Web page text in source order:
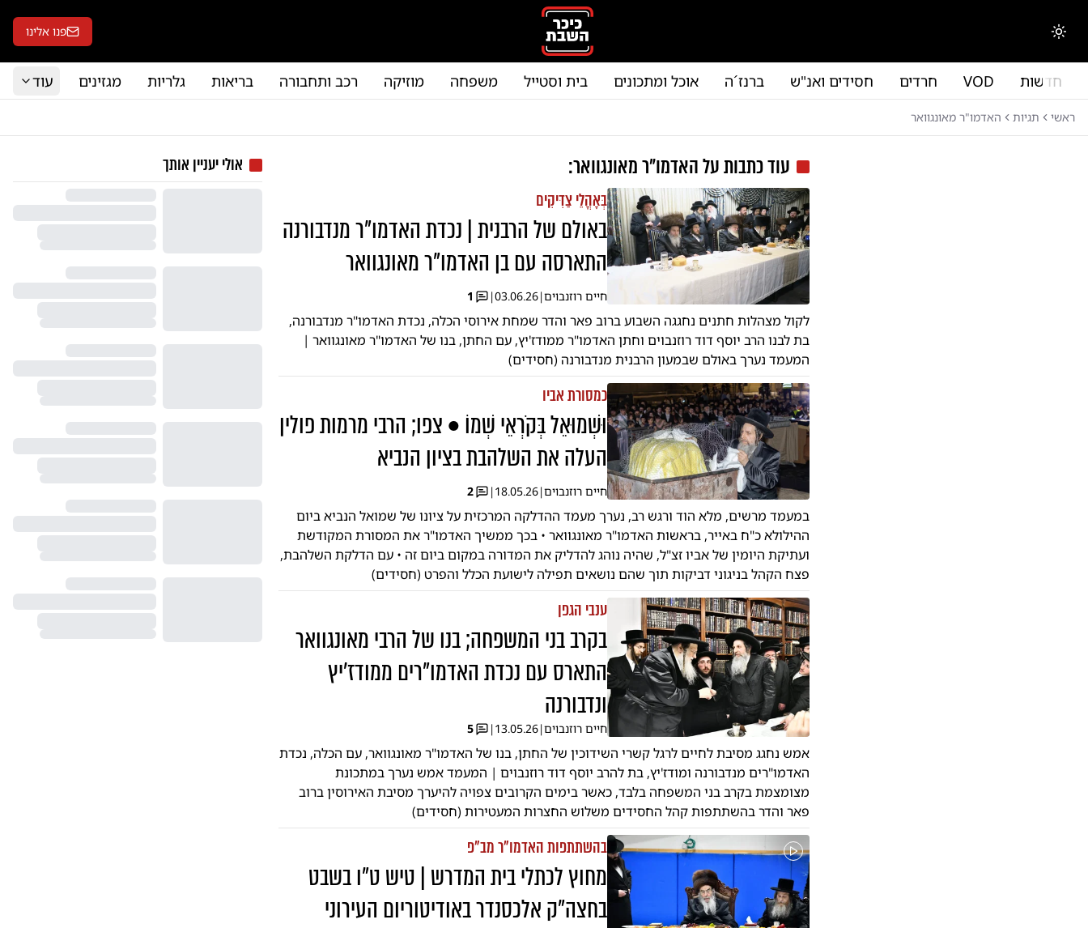
החלפת מצב תצוגה פנו אלינו
חדשות VOD חרדים חסידים ואנ"ש ברנז´ה אוכל ומתכונים בית וסטייל משפחה מוזיקה רכב ותחבורה בריאות גלריות מגזינים עוד
ראשי תגיות האדמו"ר מאונגוואר
עוד כתבות עלהאדמו"ר מאונגוואר:
בְּאָהֳלֵי צַדִּיקִים
באולם של הרבנית | נכדת האדמו"ר מנדבורנה
התארסה עם בן האדמו"ר מאונגוואר
חיים רוזנבוים|
03.06.26
|
1
לקול מצהלות חתנים נחגגה השבוע ברוב פאר והדר שמחת אירוסי הכלה, נכדת האדמו"ר מנדבורנה,
בת לבנו הרב יוסף דוד רוזנבוים וחתן האדמו"ר ממודז'יץ, עם החתן, בנו של האדמו"ר מאונגוואר |
המעמד נערך באולם שבמעון הרבנית מנדבורנה (חסידים)
כמסורת אביו
וּשְׁמוּאֵל בְּקֹרְאֵי שְׁמוֹ • צפו; הרבי מרמות פולין
העלה את השלהבת בציון הנביא
חיים רוזנבוים|
18.05.26
|
2
במעמד מרשים, מלא הוד ורגש רב, נערך מעמד ההדלקה המרכזית על ציונו של שמואל הנביא ביום
ההילולא כ"ח באייר, בראשות האדמו"ר מאונגוואר • בכך ממשיך האדמו"ר את המסורת המקודשת
ועתיקת היומין של אביו זצ"ל, שהיה נוהג להדליק את המדורה במקום ביום זה • עם הדלקת השלהבת,
פצח הקהל בניגוני דביקות תוך שהם נושאים תפילה לישועת הכלל והפרט (חסידים)
ענבי הגפן
בקרב בני המשפחה; בנו של הרבי מאונגוואר
התארס עם נכדת האדמו"רים ממודז'יץ
ונדבורנה
חיים רוזנבוים|
13.05.26
|
5
אמש נחגג מסיבת לחיים לרגל קשרי השידוכין של החתן, בנו של האדמו"ר מאונגוואר, עם הכלה, נכדת
האדמו"רים מנדבורנה ומודז'יץ, בת להרב יוסף דוד רוזנבוים | המעמד אמש נערך במתכונת
מצומצמת בקרב בני המשפחה בלבד, כאשר בימים הקרובים צפויה להיערך מסיבת האירוסין ברוב
פאר והדר בהשתתפות קהל החסידים משלוש החצרות המעטירות (חסידים)
בהשתתפות האדמו"ר מב"פ
מחוץ לכתלי בית המדרש | טיש ט"ו בשבט
בחצה"ק אלכסנדר באודיטוריום העירוני
אולי יעניין אותך